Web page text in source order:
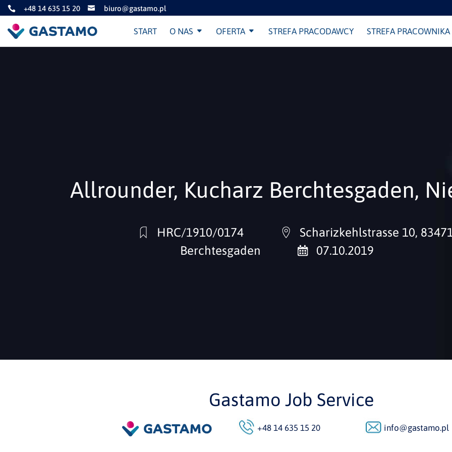
 +48 14 635 15 20  biuro@gastamo.pl
START O NAS OFERTA STREFA PRACODAWCY STREFA PRACOWNIKA
Allrounder, Kucharz Berchtesgaden,
HRC/1910/0174
Scharizkehlstrasse 10,
Berchtesgaden
07.10.2019
Gastamo Job Service
+48 14 635 15 20 info@gastamo.pl